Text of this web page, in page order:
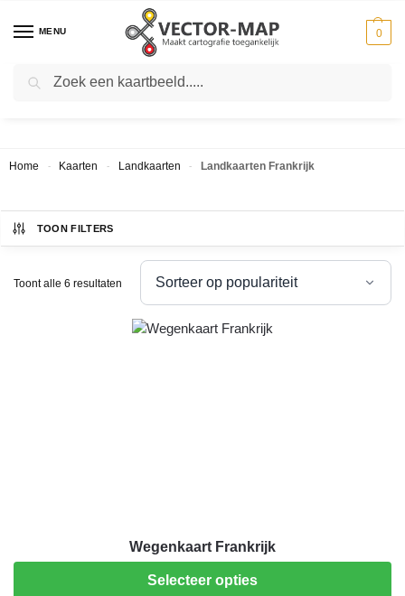
MENU 0
Home - Kaarten - Landkaarten - Landkaarten Frankrijk
TOON FILTERS
Toont alle 6 resultaten
Wegenkaart Frankrijk
Selecteer opties